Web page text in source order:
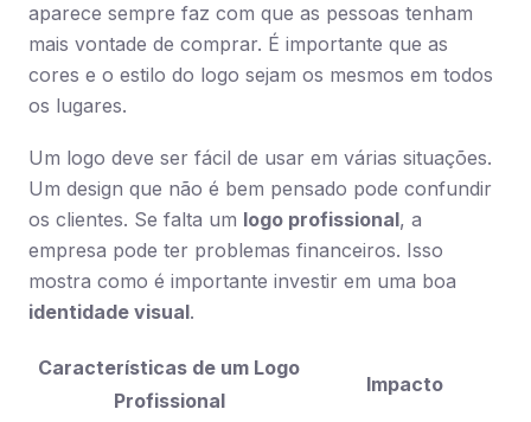
aparece sempre faz com que as pessoas tenham
mais vontade de comprar. É importante que as
cores e o estilo do logo sejam os mesmos em todos
os lugares.
Um logo deve ser fácil de usar em várias situações.
Um design que não é bem pensado pode confundir
os clientes. Se falta um logo profissional, a
empresa pode ter problemas financeiros. Isso
mostra como é importante investir em uma boa
identidade visual.
Características de um Logo
Profissional
Impacto